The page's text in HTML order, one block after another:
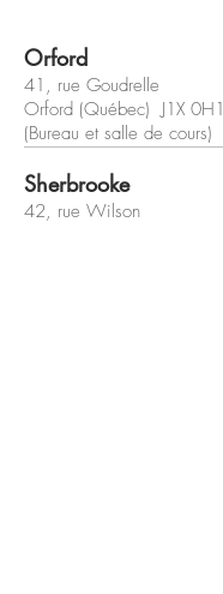
Orford
41, rue Goudrelle
Orford (Québec) J1X 0H1
(Bureau et salle de cours)
Sherbrooke
42, rue Wilson